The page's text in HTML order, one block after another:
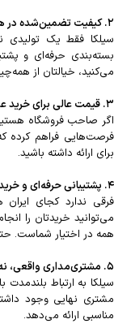
۲. کیفیت تضمین‌شده در هر مرحله
سیلکا فقط یک تولیدی
بسته‌بندی حرفه‌ای و
می‌کنید، خیالتان از
۳. قیمت عالی برای خرید عمده
اگر صاحب فروشگاه
فرصت‌هایی فراهم
برای ارائه داشته باشید.
۴. پشتیبانی حرفه‌ای و خرید آسان غیرحضوری
فرقی ندارد کجای
می‌توانید خریدتان را
همه در اختیار شماست.
۵. مشتری‌مداری واقعی، نه شعاری
سیلکا به ارتباط
مشتری نهایی وجود
مناسبی ارائه می‌دهد.